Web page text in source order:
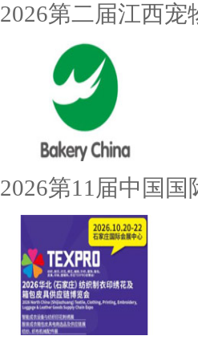
2026第二届江西宠
2026第11届中国国